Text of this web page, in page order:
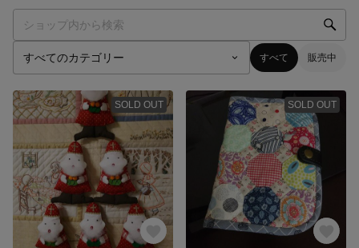
すべて 販売中
SOLD OUT SOLD OUT